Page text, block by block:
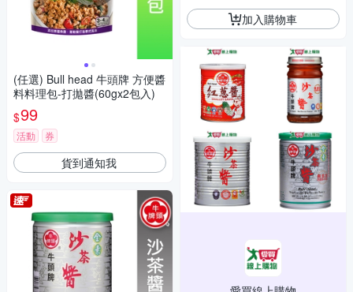
(任選) Bull head 牛頭牌 方便醬
料料理包-打拋醬(60gx2包入)
$99
活動 券
貨到通知我
加入購物車